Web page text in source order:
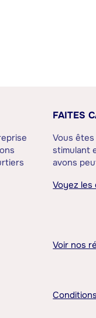
FAITES
Vous
stimulant
avons
Voyez les
Voir nos